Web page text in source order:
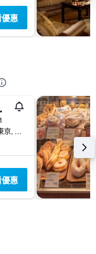
惠
店
2-14-5 Kabuki-Cho, 東京, 日本
惠